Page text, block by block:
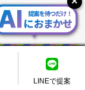
LINEで提案